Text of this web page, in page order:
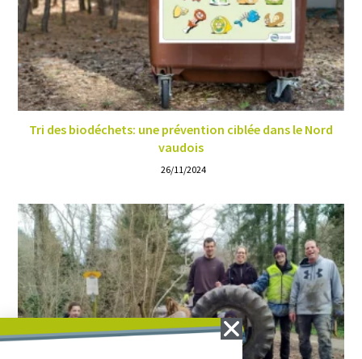
Tri des biodéchets: une prévention ciblée dans le Nord
vaudois
26/11/2024